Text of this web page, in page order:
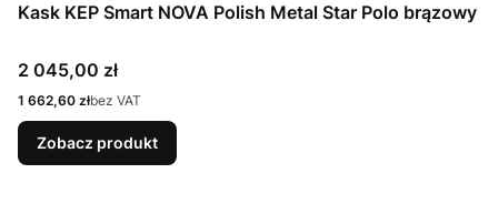
Kask KEP Smart NOVA Polish Metal Star Polo brązowy
Cena
2 045,00 zł
Cena
1 662,60 złbez VAT
Zobacz produkt